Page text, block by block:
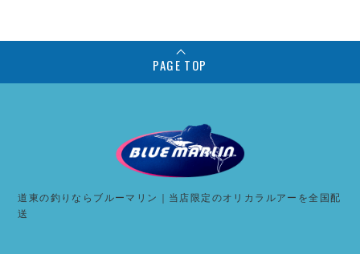
PAGE TOP
道東の釣りならブルーマリン｜当店限定のオリカラルアーを全国配
送